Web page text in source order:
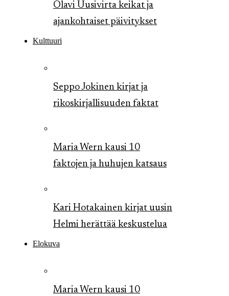
Olavi Uusivirta keikat ja
ajankohtaiset päivitykset
Kulttuuri
Seppo Jokinen kirjat ja
rikoskirjallisuuden faktat
Maria Wern kausi 10
faktojen ja huhujen katsaus
Kari Hotakainen kirjat uusin
Helmi herättää keskustelua
Elokuva
Maria Wern kausi 10